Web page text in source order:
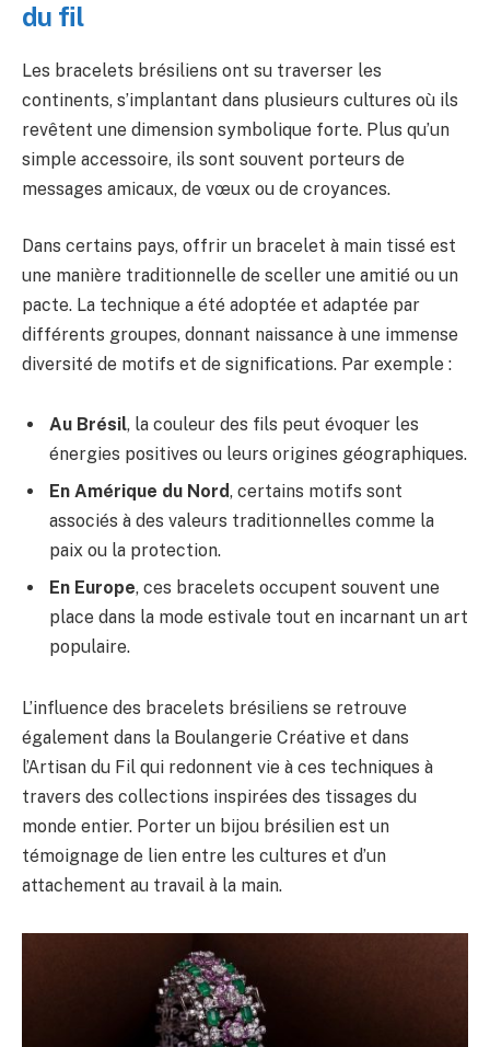
du fil
Les bracelets brésiliens ont su traverser les
continents, s’implantant dans plusieurs cultures où ils
revêtent une dimension symbolique forte. Plus qu’un
simple accessoire, ils sont souvent porteurs de
messages amicaux, de vœux ou de croyances.
Dans certains pays, offrir un bracelet à main tissé est
une manière traditionnelle de sceller une amitié ou un
pacte. La technique a été adoptée et adaptée par
différents groupes, donnant naissance à une immense
diversité de motifs et de significations. Par exemple :
Au Brésil, la couleur des fils peut évoquer les
énergies positives ou leurs origines géographiques.
En Amérique du Nord, certains motifs sont
associés à des valeurs traditionnelles comme la
paix ou la protection.
En Europe, ces bracelets occupent souvent une
place dans la mode estivale tout en incarnant un art
populaire.
L’influence des bracelets brésiliens se retrouve
également dans la Boulangerie Créative et dans
l’Artisan du Fil qui redonnent vie à ces techniques à
travers des collections inspirées des tissages du
monde entier. Porter un bijou brésilien est un
témoignage de lien entre les cultures et d’un
attachement au travail à la main.